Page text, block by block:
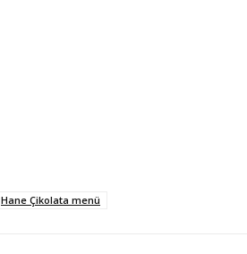
Hane Çikolata menü